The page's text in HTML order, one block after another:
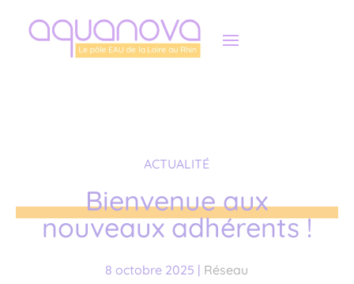
ACTUALITÉ
Bienvenue aux
nouveaux adhérents !
8 octobre 2025 | Réseau